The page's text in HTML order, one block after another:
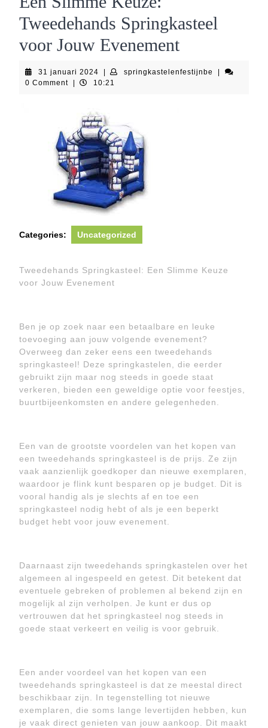
Tweedehands Springkasteel
voor Jouw Evenement
31 januari 2024 31
januari
springkastelenfestijnbe
0 Comment
10:21
Categories: Uncategorized
Tweedehands Springkasteel: Een Slimme Keuze
voor Jouw Evenement
Ben je op zoek naar een betaalbare en leuke
toevoeging aan jouw volgende evenement?
Overweeg dan zeker eens een tweedehands
springkasteel! Deze springkastelen, die eerder
gebruikt zijn maar nog steeds in goede staat
verkeren, bieden een geweldige optie voor feestjes,
buurtbijeenkomsten en andere gelegenheden.
Een van de grootste voordelen van het kopen van
een tweedehands springkasteel is de prijs. Ze zijn
vaak aanzienlijk goedkoper dan nieuwe exemplaren,
waardoor je flink kunt besparen op je budget. Dit is
vooral handig als je slechts af en toe een
springkasteel nodig hebt of als je een beperkt
budget hebt voor jouw evenement.
Daarnaast zijn tweedehands springkastelen over het
algemeen al ingespeeld en getest. Dit betekent dat
eventuele gebreken of problemen al bekend zijn en
mogelijk al zijn verholpen. Je kunt er dus op
vertrouwen dat het springkasteel nog steeds in
goede staat verkeert en veilig is voor gebruik.
Een ander voordeel van het kopen van een
tweedehands springkasteel is dat ze meestal direct
beschikbaar zijn. In tegenstelling tot nieuwe
exemplaren, die soms lange levertijden hebben, kun
je vaak direct genieten van jouw aankoop. Dit maakt